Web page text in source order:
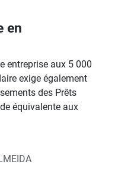
en
entreprise aux 5 000
exige également
des Prêts
équivalente aux